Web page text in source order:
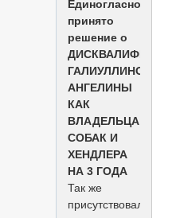
Единогласно
принято
решение о
ГАЛИУЛЛИНОЙ
АНГЕЛИНЫ
КАК
ВЛАДЕЛЬЦА
СОБАК И
ХЕНДЛЕРА
НА 3 ГОДА
Так же
присутствовала